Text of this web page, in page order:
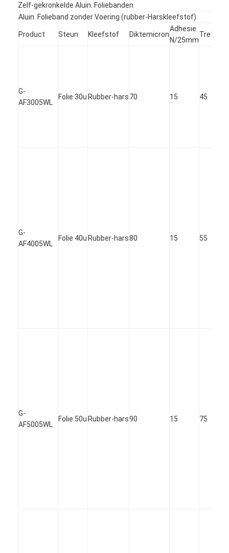
Zelf-gekronkelde Aluin. Foliebanden
Aluin. Folieband zonder Voering (rubber-Harskleefstof)
Product Steun Kleefstof Diktemicron
Adhesie
N/25mm
Trekn/
G-
AF3005WL
Folie 30u Rubber-hars70 15 45
G-
AF4005WL
Folie 40u Rubber-hars80 15 55
G-
AF5005WL
Folie 50u Rubber-hars90 15 75